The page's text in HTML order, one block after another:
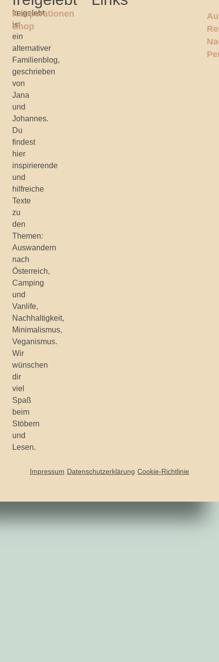
freigelebt
ist
ein
alternativer
Familienblog,
geschrieben
von
Jana
und
Johannes.
Du
findest
hier
inspirierende
und
hilfreiche
Texte
zu
den
Themen:
Auswandern
nach
Österreich,
Camping
und
Vanlife,
Nachhaltigkeit,
Minimalismus,
Veganismus.
Wir
wünschen
dir
viel
Spaß
beim
Stöbern
und
Lesen.
Kooperationen
Shop
Impressum Datenschutzerklärung Cookie-Richtlinie